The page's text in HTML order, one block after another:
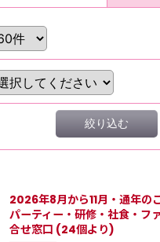
絞り込む
2026年8月から11月・通年の
パーティー・研修・社食・フ
合せ窓口 (24個より)